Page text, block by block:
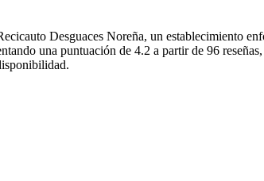
Desguaces Noreña, un establecimiento
una puntuación de 4.2 a partir de 96